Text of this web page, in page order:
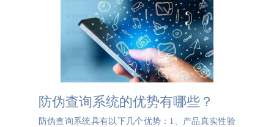
防伪查询系统的优势有哪些？
防伪查询系统具有以下几个优势：1、产品真实性验